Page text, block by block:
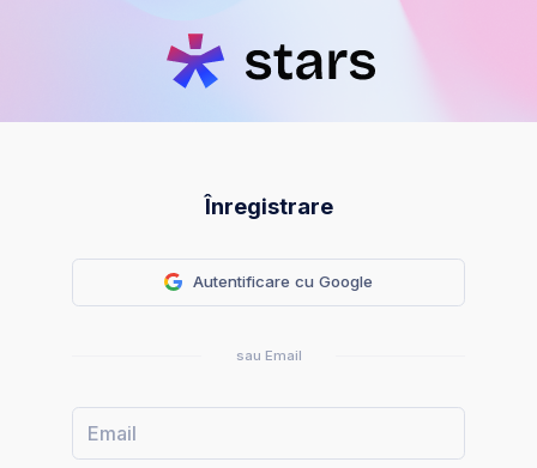
Înregistrare
Autentificare cu Google
sau Email